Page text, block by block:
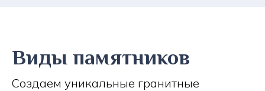
Виды памятников
Создаем уникальные гранитные